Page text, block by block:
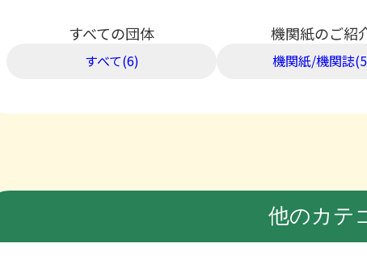
すべての団体
すべて(6)
機関紙のご紹
機関紙/機関誌
他のカテ